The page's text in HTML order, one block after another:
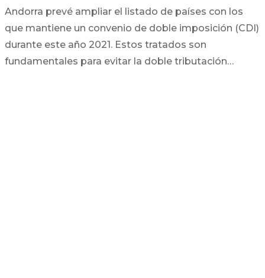
Andorra prevé ampliar el listado de países con los
que mantiene un convenio de doble imposición (CDI)
durante este año 2021. Estos tratados son
fundamentales para evitar la doble tributación…